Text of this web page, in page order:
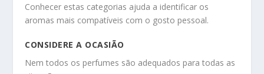
Conhecer estas categorias ajuda a identificar os
aromas mais compatíveis com o gosto pessoal.
CONSIDERE A OCASIÃO
Nem todos os perfumes são adequados para todas as